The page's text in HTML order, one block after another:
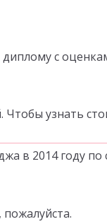
с
узнать
в 2014 году по